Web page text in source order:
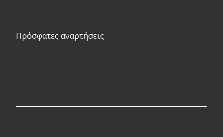
Πρόσφατες αναρτήσεις